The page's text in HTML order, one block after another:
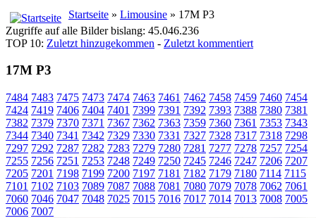
Startseite » Limousine » 17M P3
Zugriffe auf alle Bilder bislang: 45.046.236
TOP 10: Zuletzt hinzugekommen - Zuletzt kommentiert
17M P3
7484 7483 7475 7473 7474 7463 7461 7462 7458 7459 7460 7454
7424 7419 7406 7404 7401 7399 7391 7392 7393 7388 7380 7381
7382 7379 7370 7371 7367 7362 7363 7359 7360 7361 7353 7343
7344 7340 7341 7342 7329 7330 7331 7327 7328 7317 7318 7298
7297 7292 7287 7282 7283 7279 7280 7281 7277 7278 7257 7254
7255 7256 7251 7253 7248 7249 7250 7245 7246 7247 7206 7207
7205 7201 7198 7199 7200 7197 7181 7182 7179 7180 7114 7115
7101 7102 7103 7089 7087 7088 7081 7080 7079 7078 7062 7061
7060 7046 7047 7048 7025 7015 7016 7017 7014 7013 7008 7005
7006 7007